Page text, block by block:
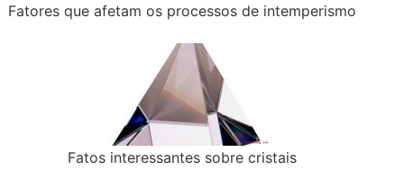
Fatores que afetam os processos de intemperismo
Fatos interessantes sobre cristais